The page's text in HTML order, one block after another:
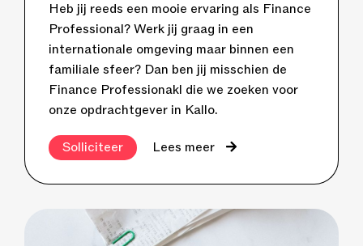
Heb jij reeds een mooie ervaring als Finance
Professional? Werk jij graag in een
internationale omgeving maar binnen een
familiale sfeer? Dan ben jij misschien de
Finance Professionakl die we zoeken voor
onze opdrachtgever in Kallo.
Solliciteer Lees meer